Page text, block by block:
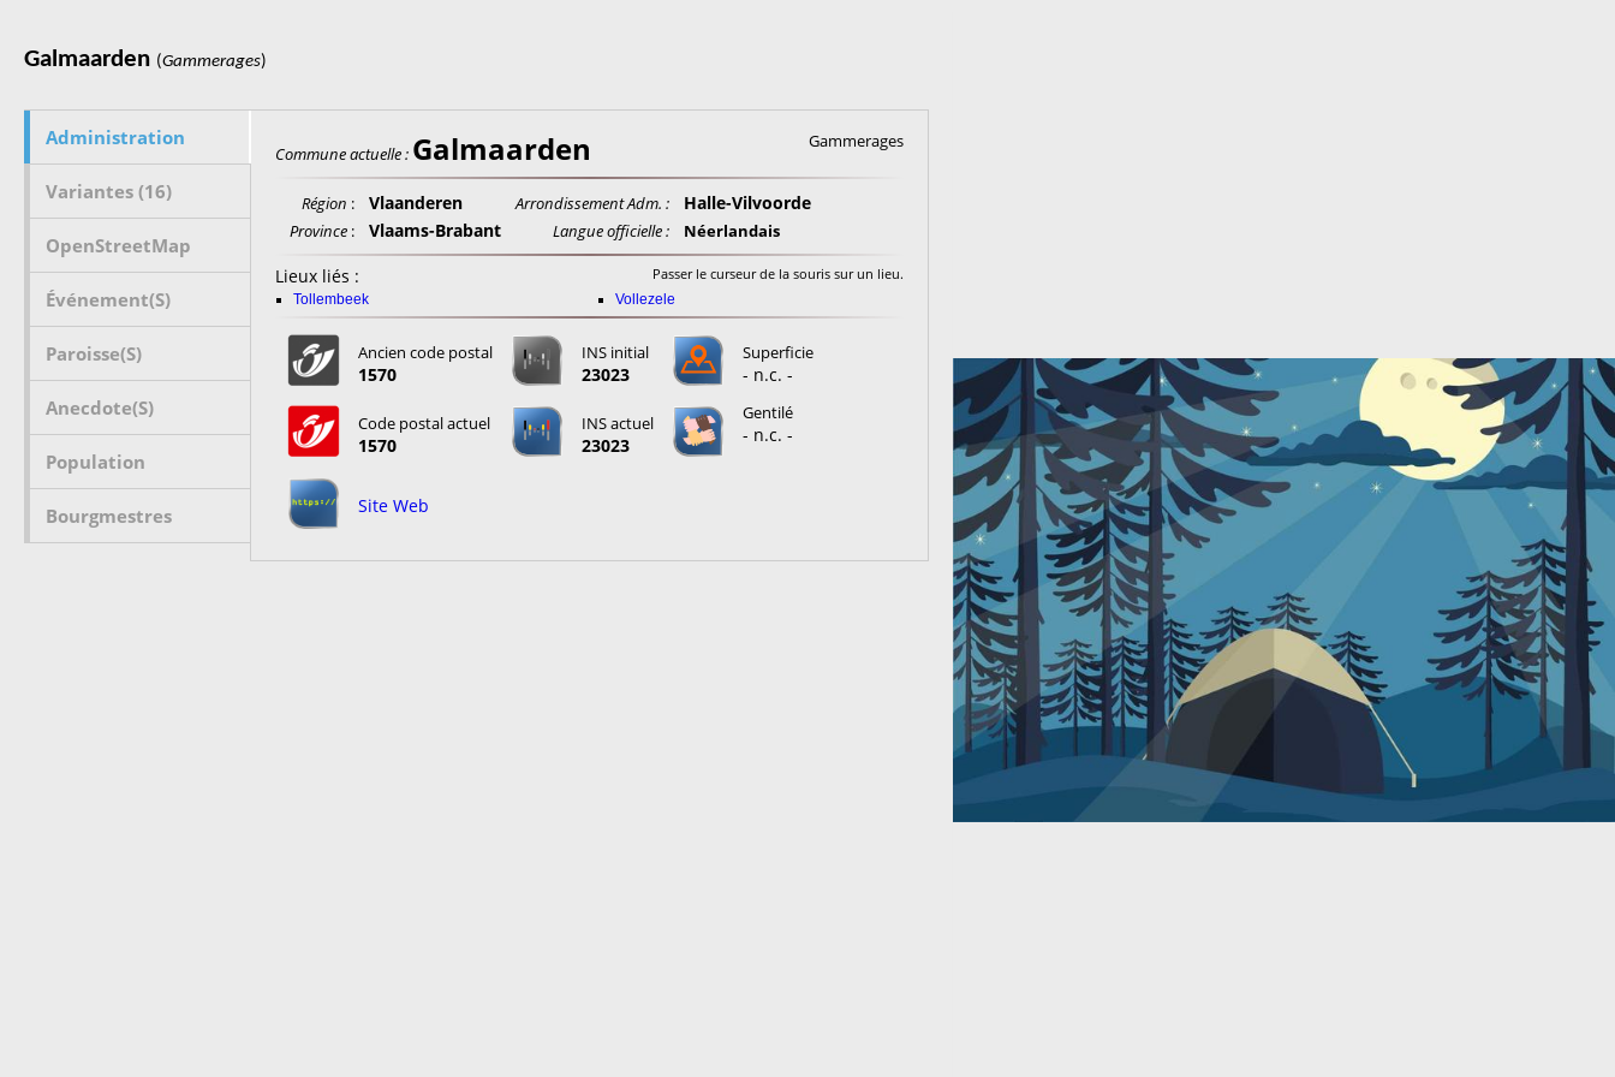
Galmaarden (Gammerages)
Administration
Variantes (16)
OpenStreetMap
Événement(s)
Paroisse(s)
Anecdote(s)
Population
Bourgmestres
Commune actuelle : Galmaarden Gammerages
Région : Vlaanderen Arrondissement Adm. : Halle-Vilvoorde
Province : Vlaams-Brabant Langue officielle : Néerlandais
Lieux liés : Passer le curseur de la souris sur un lieu.
Tollembeek Vollezele
Ancien code postal
1570
INS initial
23023
Superficie
- n.c. -
Code postal actuel
1570
INS actuel
23023
Gentilé
- n.c. -
Site Web